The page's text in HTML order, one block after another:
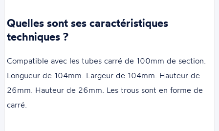
Quelles sont ses caractéristiques
techniques ?
Compatible avec les tubes carré de 100mm de section.
Longueur de 104mm. Largeur de 104mm. Hauteur de
26mm. Hauteur de 26mm. Les trous sont en forme de
carré.